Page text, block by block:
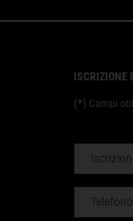
ISCRIZIONE
(*) Campi